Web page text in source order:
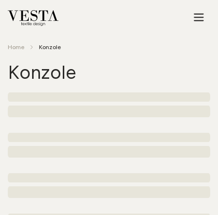
Home Konzole
Konzole